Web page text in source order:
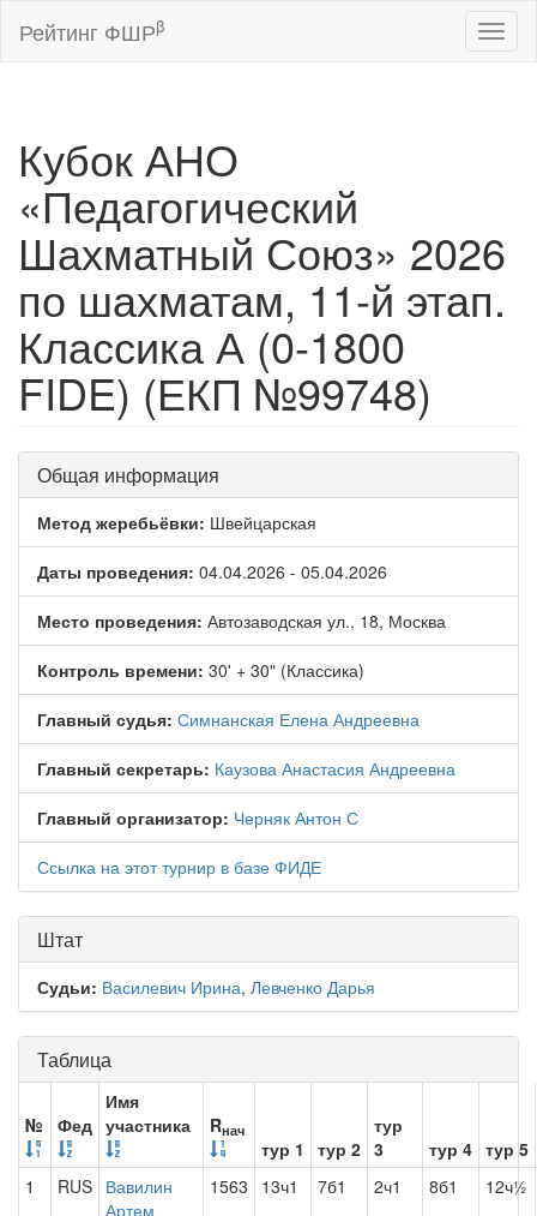
Рейтинг ФШРβ
Кубок АНО
«Педагогический
Шахматный Союз» 2026
по шахматам, 11-й этап.
Классика А (0-1800
FIDE) (ЕКП №99748)
Общая информация
Метод жеребьёвки: Швейцарская
Даты проведения: 04.04.2026 - 05.04.2026
Место проведения: Автозаводская ул., 18, Москва
Контроль времени: 30' + 30" (Классика)
Главный судья: Симнанская Елена Андреевна
Главный секретарь: Каузова Анастасия Андреевна
Главный организатор: Черняк Антон С
Ссылка на этот турнир в базе ФИДЕ
Штат
Судьи: Василевич Ирина, Левченко Дарья
Таблица
№ Фед
Имя
участника
Rнач
тур 1 тур 2
тур
3
тур 4 тур 5
1
RUS Вавилин
Артем
1563 13ч1 7б1 2ч1 8б1 12ч½